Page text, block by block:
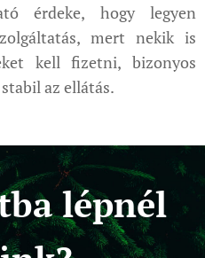
érdeke, hogy legyen
mert nekik is
kell fizetni, bizonyos
az ellátás.
lépnél